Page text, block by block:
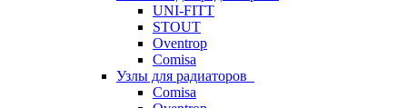
UNI-FITT
STOUT
Oventrop
Comisa
Узлы для радиаторов
Comisa